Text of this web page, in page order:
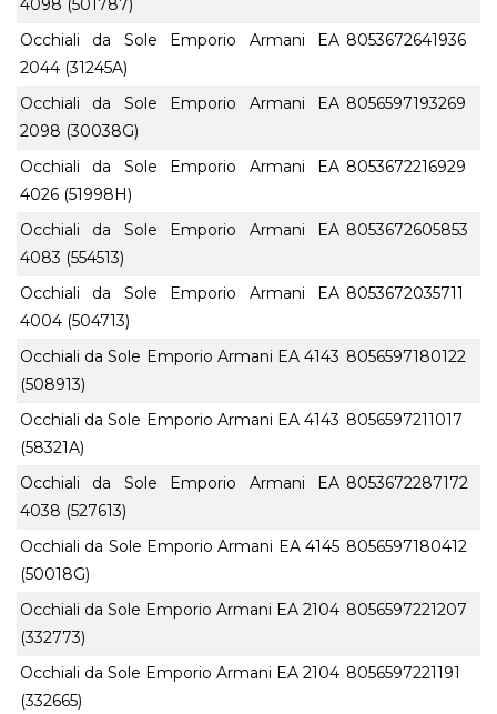
4098 (501787)
Occhiali da Sole Emporio Armani EA
2044 (31245A)
8053672641936
Occhiali da Sole Emporio Armani EA
2098 (30038G)
8056597193269
Occhiali da Sole Emporio Armani EA
4026 (51998H)
8053672216929
Occhiali da Sole Emporio Armani EA
4083 (554513)
8053672605853
Occhiali da Sole Emporio Armani EA
4004 (504713)
8053672035711
Occhiali da Sole Emporio Armani EA 4143
(508913)
8056597180122
Occhiali da Sole Emporio Armani EA 4143
(58321A)
8056597211017
Occhiali da Sole Emporio Armani EA
4038 (527613)
8053672287172
Occhiali da Sole Emporio Armani EA 4145
(50018G)
8056597180412
Occhiali da Sole Emporio Armani EA 2104
(332773)
8056597221207
Occhiali da Sole Emporio Armani EA 2104
(332665)
8056597221191